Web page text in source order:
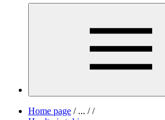
Home page /... / /